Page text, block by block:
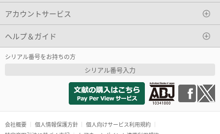
アカウントサービス
ヘルプ＆ガイド
シリアル番号をお持ちの方
シリアル番号入力
会社概要 個人情報保護方針
個人向けサービス利用規約